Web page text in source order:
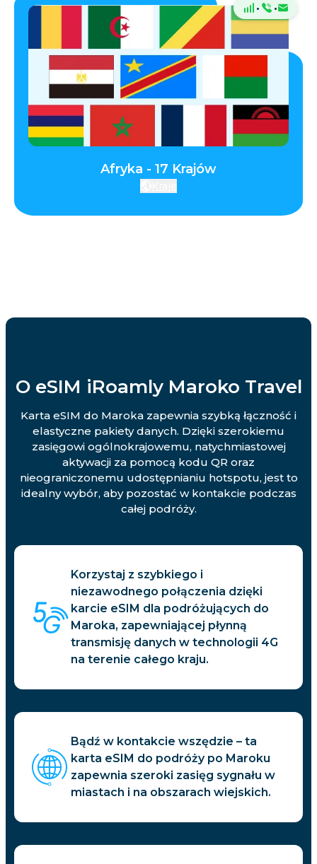
· ·
Afryka - 17 Krajów
O eSIM iRoamly Maroko Travel
Karta eSIM do Maroka zapewnia szybką łączność i
elastyczne pakiety danych. Dzięki szerokiemu
zasięgowi ogólnokrajowemu, natychmiastowej
aktywacji za pomocą kodu QR oraz
nieograniczonemu udostępnianiu hotspotu, jest to
idealny wybór, aby pozostać w kontakcie podczas
całej podróży.
Korzystaj z szybkiego i
niezawodnego połączenia dzięki
karcie eSIM dla podróżujących do
Maroka, zapewniającej płynną
transmisję danych w technologii 4G
na terenie całego kraju.
Bądź w kontakcie wszędzie – ta
karta eSIM do podróży po Maroku
zapewnia szeroki zasięg sygnału w
miastach i na obszarach wiejskich.